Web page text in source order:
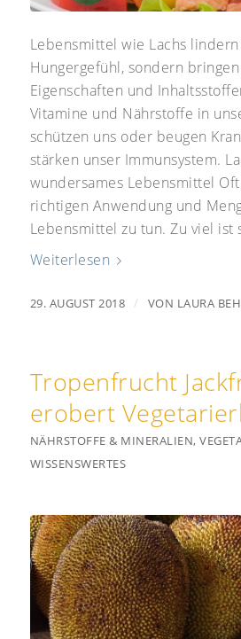
Lebensmittel wie Lachs
Hungergefühl, sondern
Eigenschaften und
Vitamine und Nährstoffe in
schützen uns oder beugen
stärken unser Immunsystem.
wundersames Lebensmittel
richtigen Anwendung und
Lebensmittel zu tun. Zu viel ist
Weiterlesen
29. AUGUST 2018 / VON LAURA
Tropenfrucht
erobert
NÄHRSTOFFE & MINERALIEN,
WISSENSWERTES